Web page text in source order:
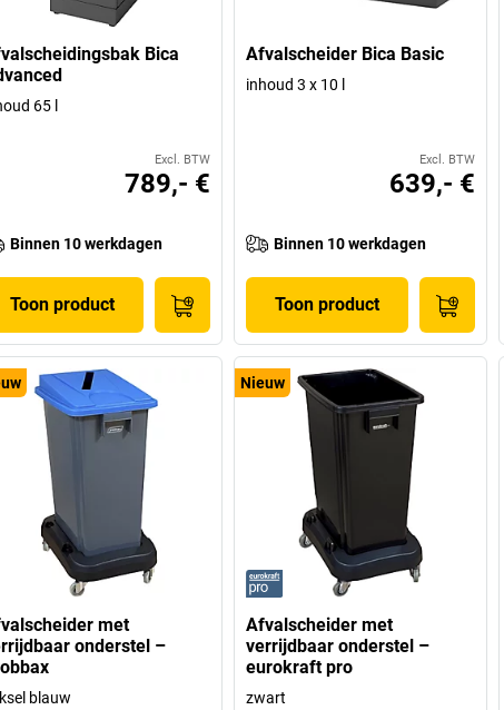
Bica
65 l
Excl. BTW
789,- €
Binnen 10 werkdagen
Toon product
Afvalscheider Bica Basic
inhoud 3 x 10 l
Excl. BTW
639,- €
Binnen 10 werkdagen
Toon product
met
onderstel –
blauw
Nieuw
Afvalscheider met
verrijdbaar onderstel –
eurokraft pro
zwart